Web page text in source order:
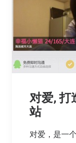
对爱, 打
站
对爱，是一